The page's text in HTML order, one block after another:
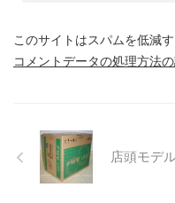
このサイトはスパムを低減
コメントデータの処理方法
店頭モデ